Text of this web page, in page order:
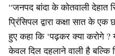
“जनपद बांदा के कोतवाली
प्रिंसिपल द्वारा कक्षा सात के एक
हुए कहा कि ‘पढ़कर क्या करोगे
केवल दिल दहलाने वाली है